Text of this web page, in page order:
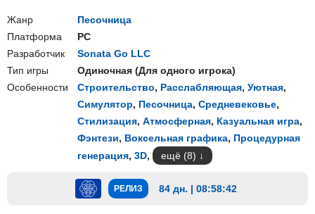
Жанр
Песочница
Платформа
PC
Разработчик
Sonata Go LLC
Тип игры
Одиночная (Для одного игрока)
Особенности
Строительство, Расслабляющая, Уютная,
Симулятор, Песочница, Средневековье,
Стилизация, Атмосферная, Казуальная игра,
Фэнтези, Воксельная графика, Процедурная
генерация, 3D, ещё (8)
РЕЛИЗ 84 дн. | 08:58:41